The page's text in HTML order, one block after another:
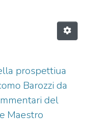
prospettiua
Barozzi da
del
Maestro